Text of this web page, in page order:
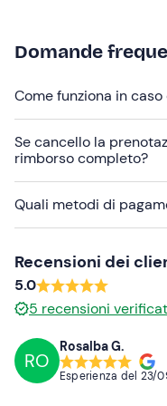
cantina ai recapiti
L'azienda non è
pubblici. In loco è
Gliamici a 4 zampe
comunicazione alla
Abbigliamento
Domande
Come funziona in
Se cancello la
rimborso completo?
Quali metodi di
Recensioni dei
5.0
5 recensioni
RO
Rosalba G.
Esperienza del 23/